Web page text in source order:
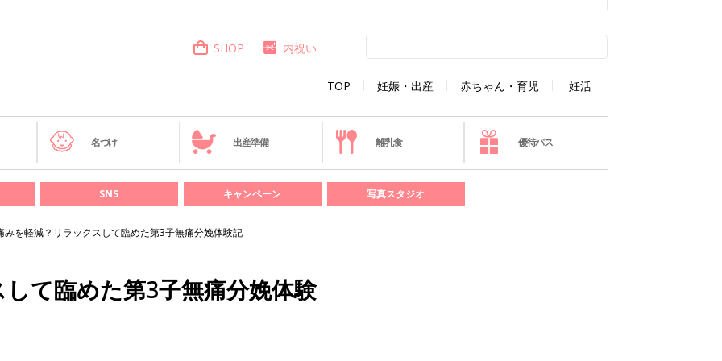
TOP 妊娠・出産 赤ちゃん・育児 妊活
SHOP 内祝い
名づけ 出産準備 離乳食 優待パス
SNS キャンペーン 写真スタジオ
みを軽減？リラックスして臨めた第3子無痛分娩体験記
て臨めた第3子無痛分娩体験